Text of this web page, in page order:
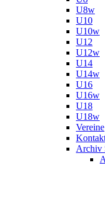
U8w
U10
U10w
U12
U12w
U14
U14w
U16
U16w
U18
U18w
Vereine
Archiv